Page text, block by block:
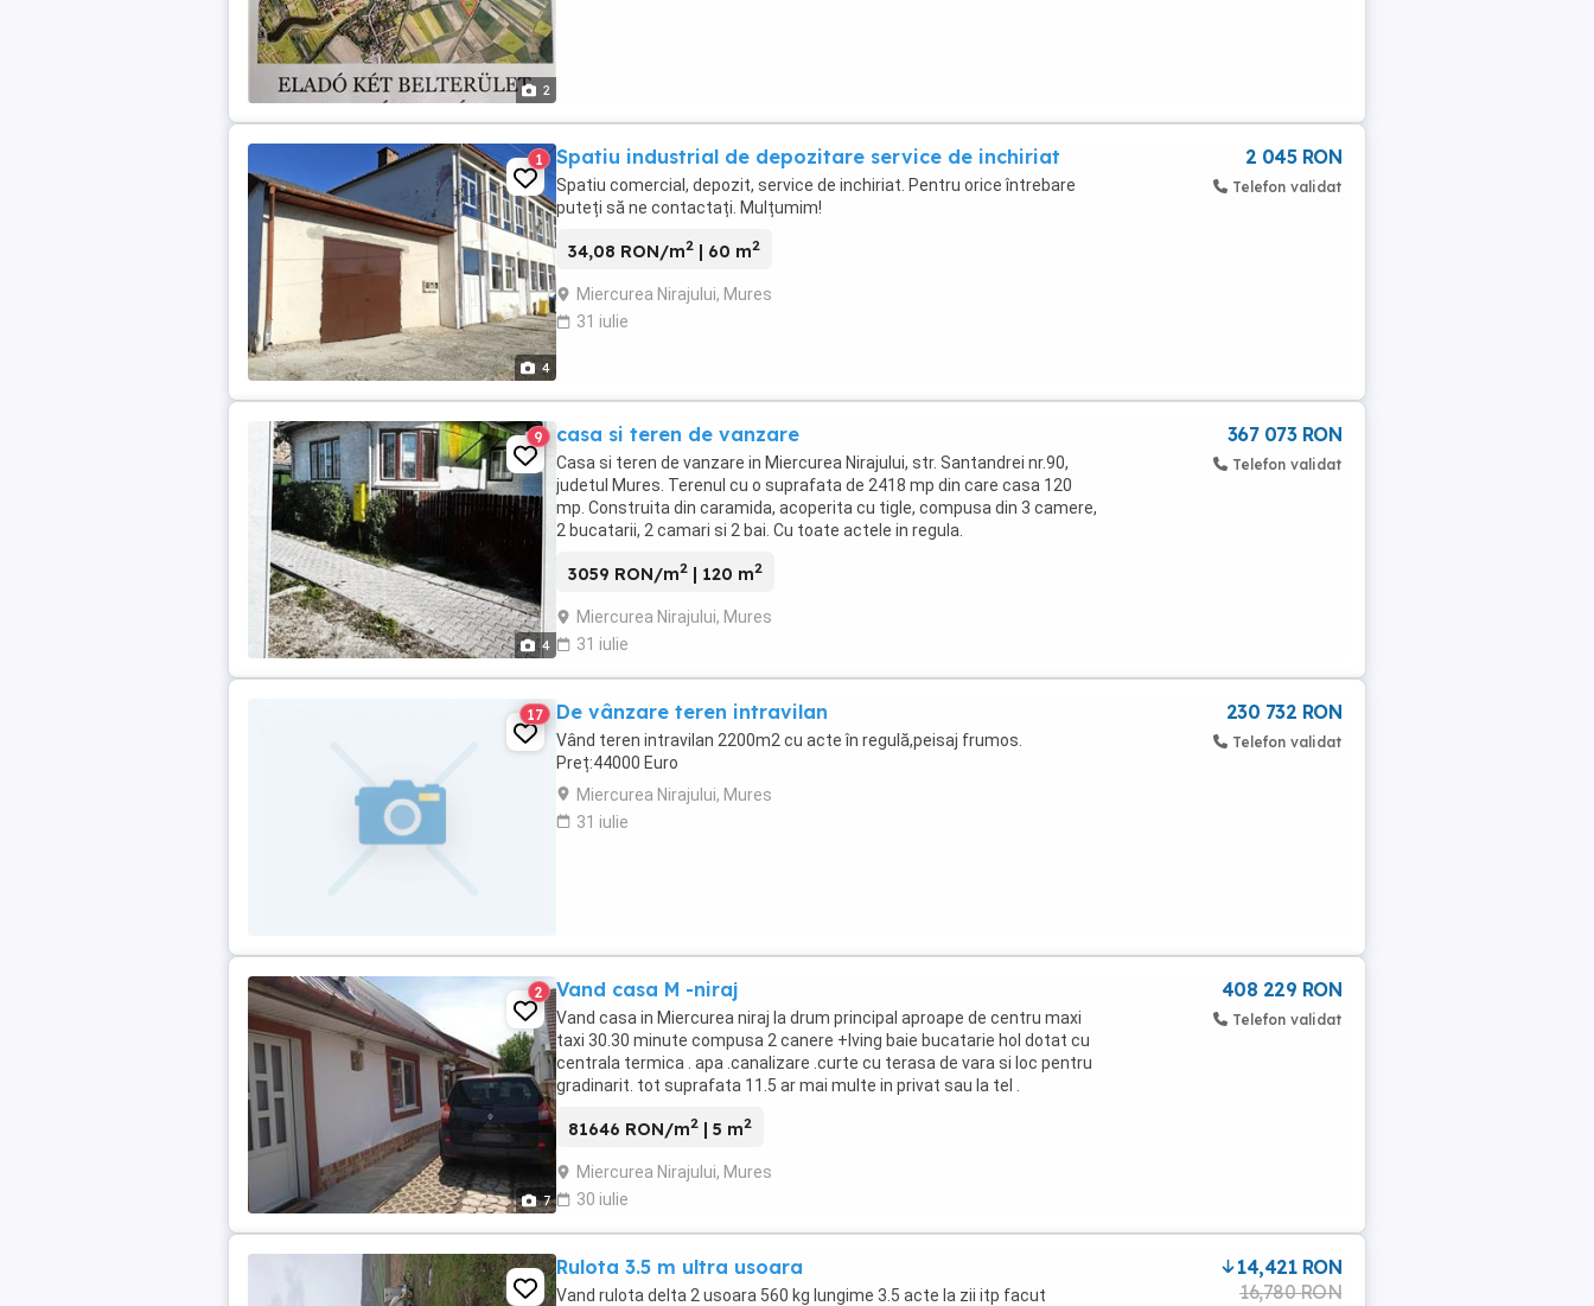
2
4
1 Spatiu industrial de depozitare service de inchiriat
Spatiu comercial, depozit, service de inchiriat. Pentru orice întrebare
puteți să ne contactați. Mulțumim!
34,08 RON/m2 | 60 m2
Miercurea Nirajului, Mures
31 iulie
2 045 RON
Telefon validat
4
9 casa si teren de vanzare
Casa si teren de vanzare in Miercurea Nirajului, str. Santandrei nr.90,
judetul Mures. Terenul cu o suprafata de 2418 mp din care casa 120
mp. Construita din caramida, acoperita cu tigle, compusa din 3 camere,
2 bucatarii, 2 camari si 2 bai. Cu toate actele in regula.
3059 RON/m2 | 120 m2
Miercurea Nirajului, Mures
31 iulie
367 073 RON
Telefon validat
17 De vânzare teren intravilan
Vând teren intravilan 2200m2 cu acte în regulă,peisaj frumos.
Preț:44000 Euro
Miercurea Nirajului, Mures
31 iulie
230 732 RON
Telefon validat
7
2 Vand casa M -niraj
Vand casa in Miercurea niraj la drum principal aproape de centru maxi
taxi 30.30 minute compusa 2 canere +lving baie bucatarie hol dotat cu
centrala termica . apa .canalizare .curte cu terasa de vara si loc pentru
gradinarit. tot suprafata 11.5 ar mai multe in privat sau la tel .
81646 RON/m2 | 5 m2
Miercurea Nirajului, Mures
30 iulie
408 229 RON
Telefon validat
Rulota 3.5 m ultra usoara
Vand rulota delta 2 usoara 560 kg lungime 3.5 acte la zii itp facut
14,421 RON
16,780 RON